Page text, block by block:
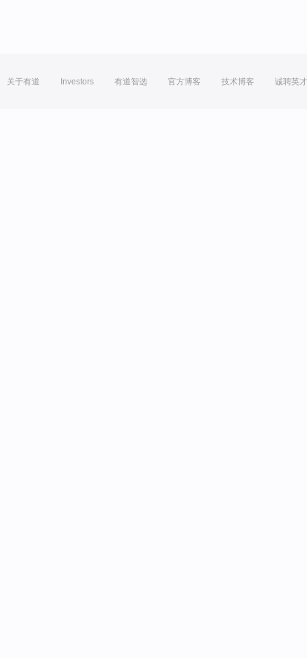
关于有道 Investors 有道智选 官方博客 技术博客 诚聘英才